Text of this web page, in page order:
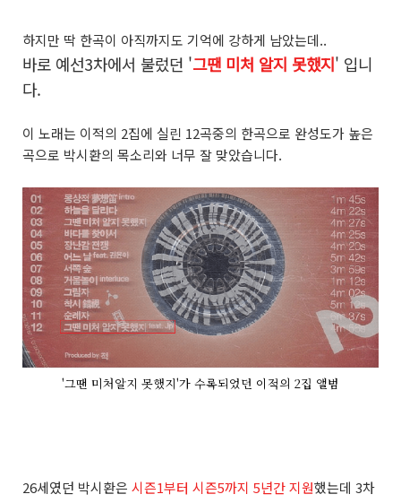
하지만 딱 한곡이 아직까지도 기억에 강하게 남았는데..
바로 예선3차에서 불렀던 '그땐 미처 알지 못했지' 입니
다.
이 노래는 이적의 2집에 실린 12곡중의 한곡으로 완성도가 높은
곡으로 박시환의 목소리와 너무 잘 맞았습니다.
'그땐 미처알지 못했지'가 수록되었던 이적의 2집 앨범
26세였던 박시환은 시즌1부터 시즌5까지 5년간 지원했는데 3차